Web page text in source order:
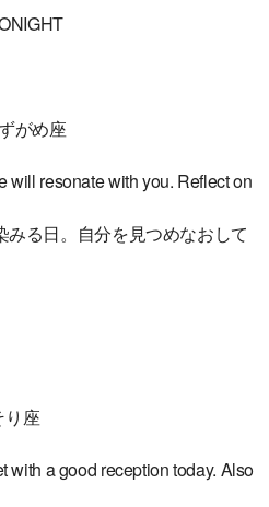
め座
will resonate with you. Reflect on
みる日。自分を見つめなおして
座
with a good reception today. Also